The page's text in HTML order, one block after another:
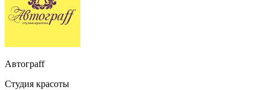
Автограff
Студия красоты